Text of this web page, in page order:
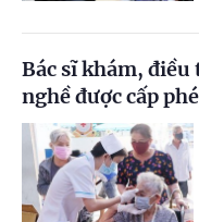
Bác sĩ khám,
nghề được cấp